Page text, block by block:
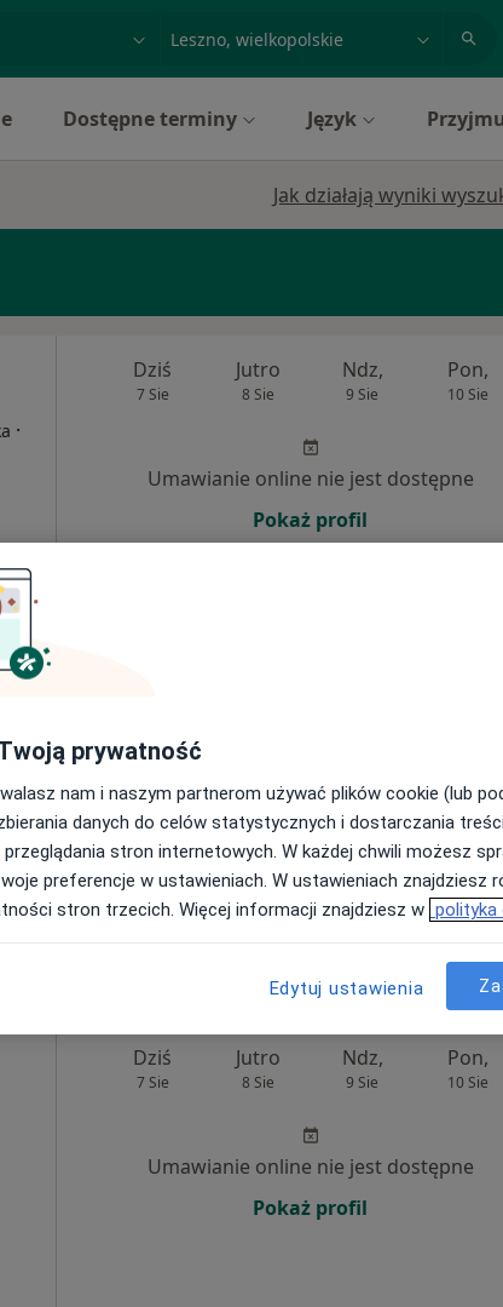
Dostępne terminy Język
Jak działają wyniki
·
Dziś
7 Sie
Jutro
8 Sie
Ndz,
9 Sie
Pon,
10 Sie
Umawianie online nie jest dostępne
Pokaż profil
Dziś
Umawianie online nie jest dostępne
Pokaż profil
Dziś
7 Sie
Jutro
8 Sie
Ndz,
9 Sie
Pon,
10 Sie
Umawianie online nie jest dostępne
Pokaż profil
prywatność
nam i naszym partnerom używać plików cookie (lub
danych do celów statystycznych i dostarczania
stron internetowych. W każdej chwili możesz
preferencje w ustawieniach. W ustawieniach znajdziesz
stron trzecich. Więcej informacji znajdziesz w polityka
Edytuj ustawienia